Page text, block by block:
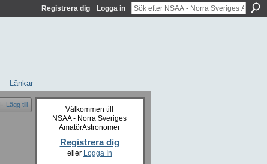
Registrera dig Logga in
Länkar
Lägg till
Välkommen till
NSAA - Norra Sveriges
AmatörAstronomer
Registrera dig
eller Logga In